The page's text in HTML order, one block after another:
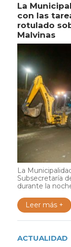
La
con las
rotulado
Malvinas
La
Subsecretaría
durante la
Leer más +
ACTUALIDAD